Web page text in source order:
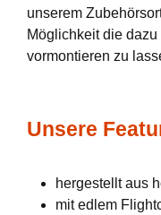
unserem
Möglichkeit die
vormontieren zu
Unsere
hergestellt aus
mit edlem